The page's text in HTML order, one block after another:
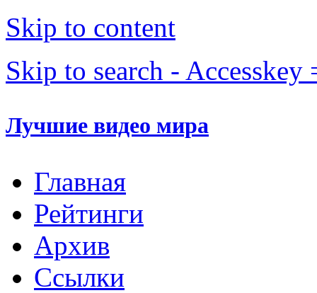
Skip to content
Skip to search - Accesskey
Лучшие видео мира
Главная
Рейтинги
Архив
Ссылки